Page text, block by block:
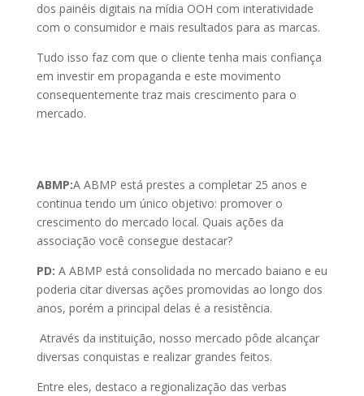
dos painéis digitais na mídia OOH com interatividade
com o consumidor e mais resultados para as marcas.
Tudo isso faz com que o cliente tenha mais confiança
em investir em propaganda e este movimento
consequentemente traz mais crescimento para o
mercado.
ABMP:A ABMP está prestes a completar 25 anos e
continua tendo um único objetivo: promover o
crescimento do mercado local. Quais ações da
associação você consegue destacar?
PD: A ABMP está consolidada no mercado baiano e eu
poderia citar diversas ações promovidas ao longo dos
anos, porém a principal delas é a resistência.
Através da instituição, nosso mercado pôde alcançar
diversas conquistas e realizar grandes feitos.
Entre eles, destaco a regionalização das verbas